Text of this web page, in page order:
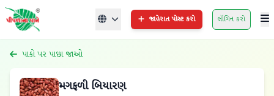
જાહેરાત પોસ્ટ કરો લૉગિન કરો
પાકો પર પાછા જાઓ
મગફળી બિયારણ